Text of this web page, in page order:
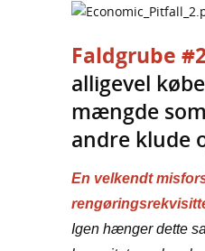
Faldgrube
alligevel
mængde
andre klude
En velkendt
Igen hænger dette